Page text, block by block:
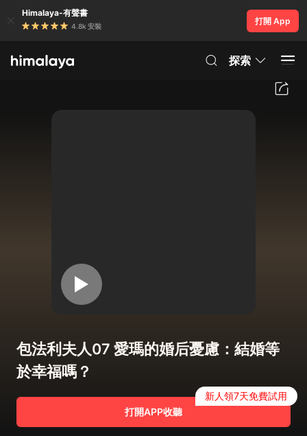
Himalaya-有聲書
4.8k 安裝
打開 App
探索
包法利夫人07 愛瑪的婚后憂慮：結婚等
於幸福嗎？
打開APP收聽
新人領7天免費試用